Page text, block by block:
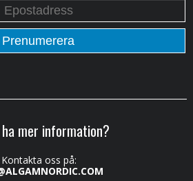
mer information?
Kontakta oss på: